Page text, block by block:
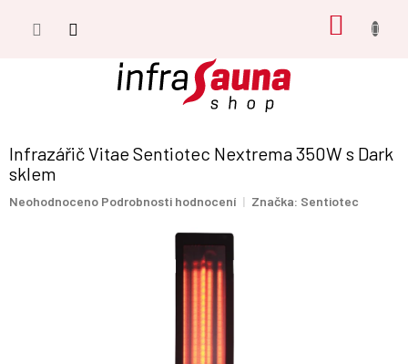
Infrazářič Vitae Sentiotec Nextrema 350W s Dark
sklem
Průměrné
Neohodnoceno Podrobnosti hodnocení Značka: Sentiotec